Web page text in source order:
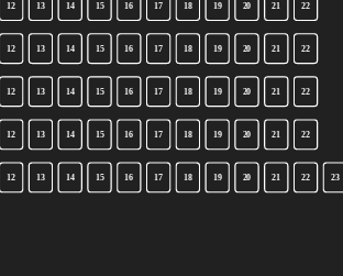
12 13 14 15 16 17 18 19 20 21 22
12 13 14 15 16 17 18 19 20 21 22
12 13 14 15 16 17 18 19 20 21 22
12 13 14 15 16 17 18 19 20 21 22
12 13 14 15 16 17 18 19 20 21 22 23